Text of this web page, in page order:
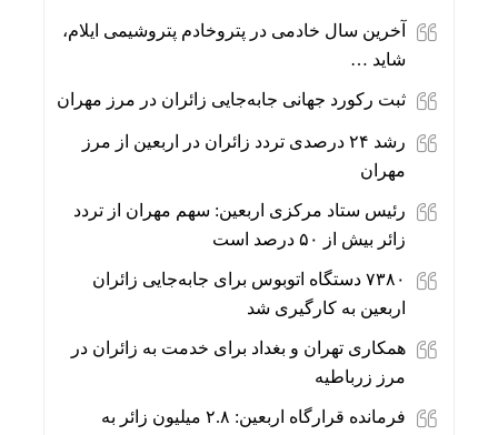
آخرین سال خادمی در پتروخادم پتروشیمی ایلام،
شاید …
ثبت رکورد جهانی جابه‌جایی زائران در مرز مهران
رشد ۲۴ درصدی تردد زائران در اربعین از مرز
مهران
رئیس ستاد مرکزی اربعین: سهم مهران از تردد
زائر بیش از ۵۰ درصد است
۷۳۸۰ دستگاه اتوبوس برای جابه‌جایی زائران
اربعین به‌ کارگیری شد
همکاری تهران و بغداد برای خدمت به زائران در
مرز زرباطیه
فرمانده قرارگاه اربعین: ۲.۸ میلیون زائر به